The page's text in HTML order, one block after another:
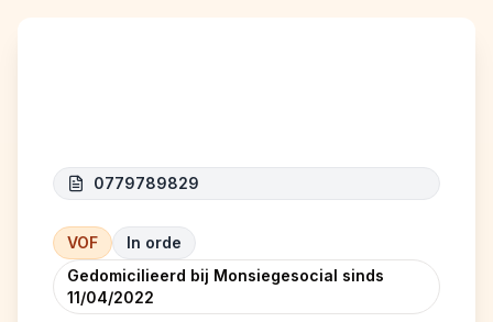
0779789829
VOF
In orde
Gedomicilieerd bij Monsiegesocial sinds
11/04/2022